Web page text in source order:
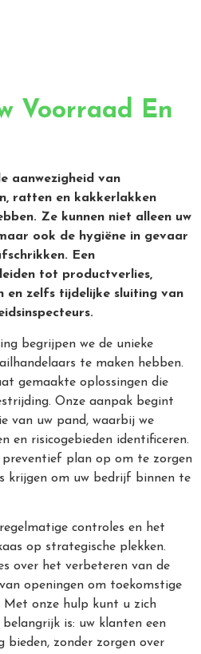
Voorraad En
aanwezigheid van
ratten en kakkerlakken
Ze kunnen niet alleen uw
ook de hygiëne in gevaar
Een
tot productverlies,
en zelfs tijdelijke sluiting van
begrijpen we de unieke
te maken hebben.
gemaakte oplossingen die
Onze aanpak begint
van uw pand, waarbij we
en risicogebieden identificeren.
preventief plan op om te zorgen
krijgen om uw bedrijf binnen te
controles en het
op strategische plekken.
over het verbeteren van de
openingen om toekomstige
Met onze hulp kunt u zich
is: uw klanten een
bieden, zonder zorgen over